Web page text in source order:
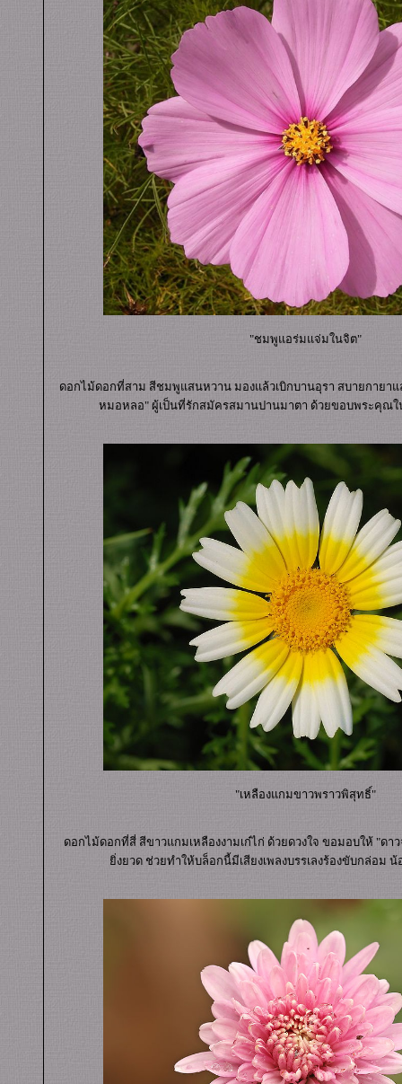
"ชมพูแอร่มแจ่มในจิต"
ดอกไม้ดอกที่สาม สีชมพูแสนหวาน มองแล้วเบิกบานอุรา สบายกายา
หมอหลอ" ผู้เป็นที่รักสมัครสมานปานมาตา ด้วยขอบพระคุณใ
"เหลืองแกมขาวพราวพิสุทธิ์"
ดอกไม้ดอกที่สี่ สีขาวแกมเหลืองงามเก๋ไก่ ด้วยดวงใจ ขอมอบให้ "ดา
งยวด ช่วยทำให้บล็อกนี้มีเสียงเพลงบรรเลงร้องขับกล่อม